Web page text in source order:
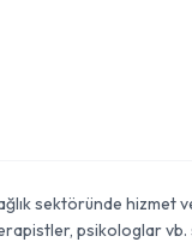
sektöründe hizmet
psikologlar vb.